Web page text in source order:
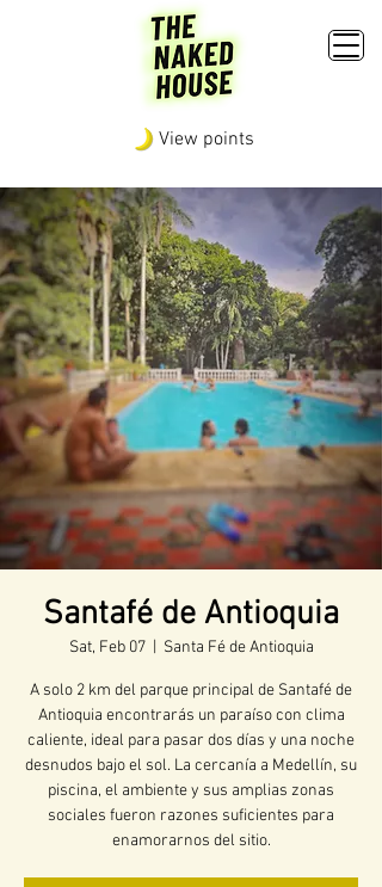
View points
Santafé de Antioquia
Sat, Feb 07
  |
Santa Fé de Antioquia
A solo 2 km del parque principal de Santafé de
Antioquia encontrarás un paraíso con clima
caliente, ideal para pasar dos días y una noche
desnudos bajo el sol. La cercanía a Medellín, su
piscina, el ambiente y sus amplias zonas
sociales fueron razones suficientes para
enamorarnos del sitio.